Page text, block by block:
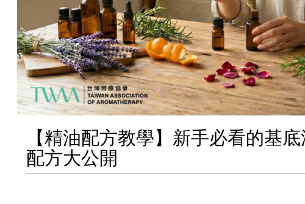
【精油配方教學】新手必看的基
配方大公開